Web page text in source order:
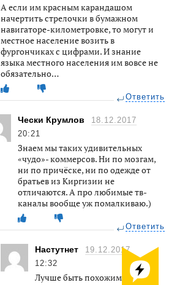
А если им красным карандашом
начертить стрелочки в бумажном
навигаторе-километровке, то могут и
местное население возить в
фургончиках с цифрами. И знание
языка местного населения им вовсе не
обязательно…
Ответить
Чески Крумлов
18.12.2017
20:21
Знаем мы таких удивительных
«чудо»- коммерсов. Ни по мозгам,
ни по причёске, ни по одежде от
братьев из Киргизии не
отличаются. А про любимые тв-
каналы вообще уж помалкиваю.)
Ответить
Настутнет
19.12.2017
12:32
Лучше быть похожим на